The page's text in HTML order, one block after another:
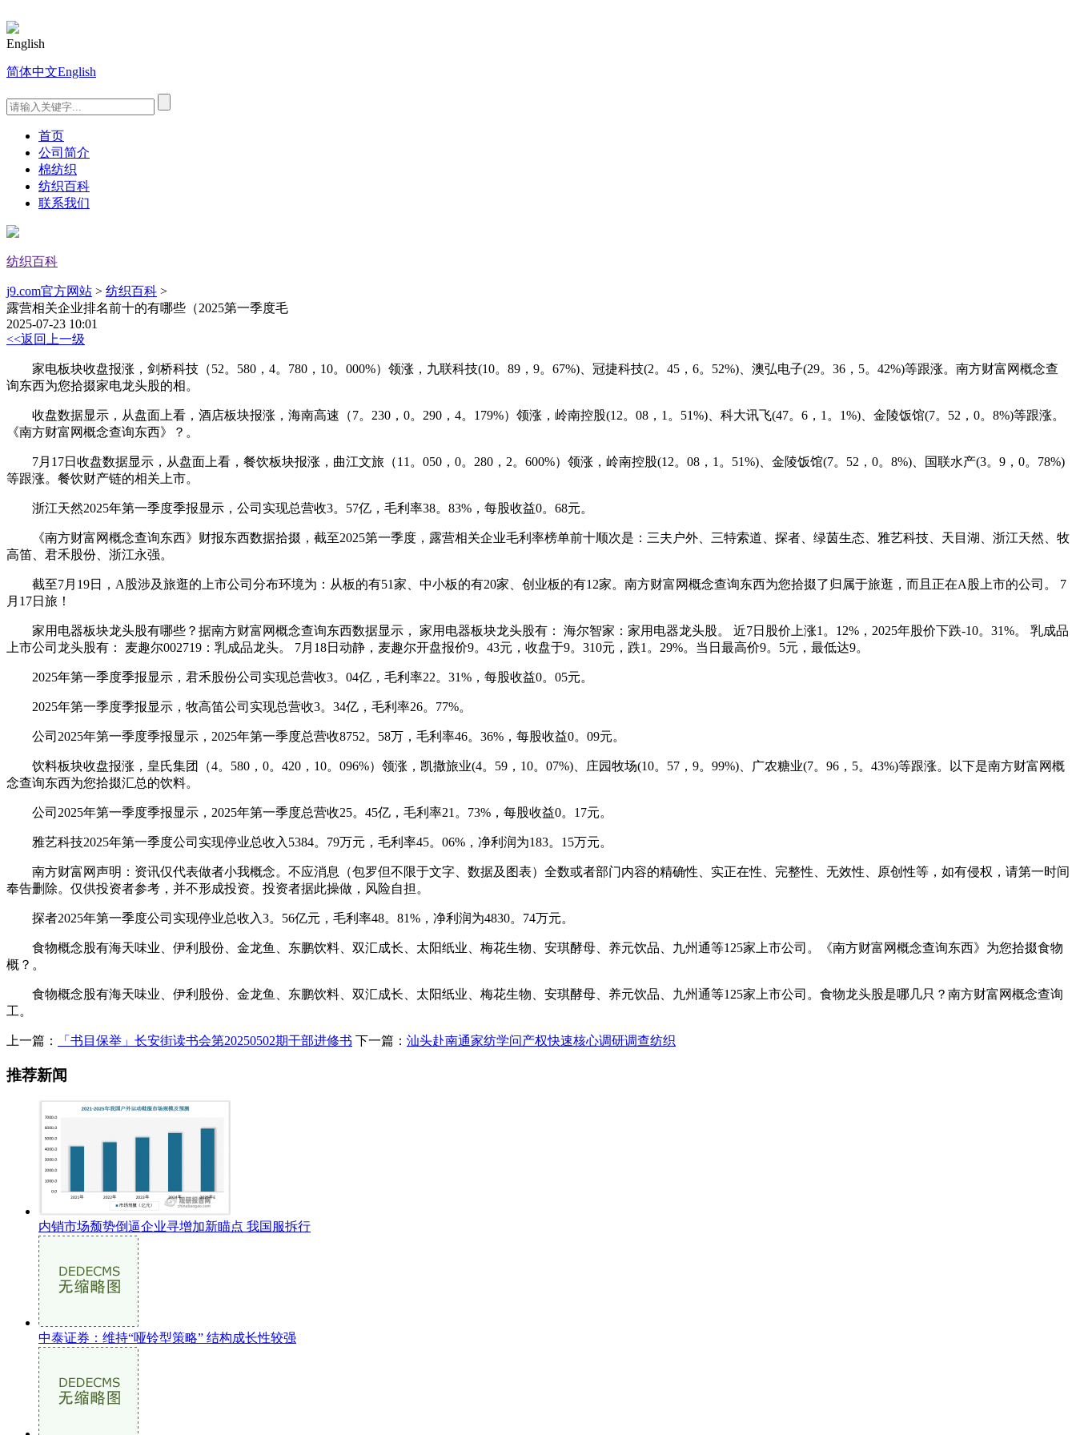
English
简体中文English
首页
公司简介
棉纺织
纺织百科
联系我们
纺织百科
j9.com官方网站 > 纺织百科 >
露营相关企业排名前十的有哪些（2025第一季度毛
2025-07-23 10:01
<<返回上一级
家电板块收盘报涨，剑桥科技（52。580，4。780，10。000%）领涨，九联科技(10。89，9。67%)、冠捷科技(2。45，6。52%)、澳弘电子(29。36，5。42%)等跟涨。南方财富网概念查
询东西为您拾掇家电龙头股的相。
收盘数据显示，从盘面上看，酒店板块报涨，海南高速（7。230，0。290，4。179%）领涨，岭南控股(12。08，1。51%)、科大讯飞(47。6，1。1%)、金陵饭馆(7。52，0。8%)等跟涨。
《南方财富网概念查询东西》？。
7月17日收盘数据显示，从盘面上看，餐饮板块报涨，曲江文旅（11。050，0。280，2。600%）领涨，岭南控股(12。08，1。51%)、金陵饭馆(7。52，0。8%)、国联水产(3。9，0。78%)
等跟涨。餐饮财产链的相关上市。
浙江天然2025年第一季度季报显示，公司实现总营收3。57亿，毛利率38。83%，每股收益0。68元。
《南方财富网概念查询东西》财报东西数据拾掇，截至2025第一季度，露营相关企业毛利率榜单前十顺次是：三夫户外、三特索道、探者、绿茵生态、雅艺科技、天目湖、浙江天然、牧
高笛、君禾股份、浙江永强。
截至7月19日，A股涉及旅逛的上市公司分布环境为：从板的有51家、中小板的有20家、创业板的有12家。南方财富网概念查询东西为您拾掇了归属于旅逛，而且正在A股上市的公司。 7
月17日旅！
家用电器板块龙头股有哪些？据南方财富网概念查询东西数据显示， 家用电器板块龙头股有： 海尔智家：家用电器龙头股。 近7日股价上涨1。12%，2025年股价下跌-10。31%。 乳成品
上市公司龙头股有： 麦趣尔002719：乳成品龙头。 7月18日动静，麦趣尔开盘报价9。43元，收盘于9。310元，跌1。29%。当日最高价9。5元，最低达9。
2025年第一季度季报显示，君禾股份公司实现总营收3。04亿，毛利率22。31%，每股收益0。05元。
2025年第一季度季报显示，牧高笛公司实现总营收3。34亿，毛利率26。77%。
公司2025年第一季度季报显示，2025年第一季度总营收8752。58万，毛利率46。36%，每股收益0。09元。
饮料板块收盘报涨，皇氏集团（4。580，0。420，10。096%）领涨，凯撒旅业(4。59，10。07%)、庄园牧场(10。57，9。99%)、广农糖业(7。96，5。43%)等跟涨。以下是南方财富网概
念查询东西为您拾掇汇总的饮料。
公司2025年第一季度季报显示，2025年第一季度总营收25。45亿，毛利率21。73%，每股收益0。17元。
雅艺科技2025年第一季度公司实现停业总收入5384。79万元，毛利率45。06%，净利润为183。15万元。
南方财富网声明：资讯仅代表做者小我概念。不应消息（包罗但不限于文字、数据及图表）全数或者部门内容的精确性、实正在性、完整性、无效性、原创性等，如有侵权，请第一时间
奉告删除。仅供投资者参考，并不形成投资。投资者据此操做，风险自担。
探者2025年第一季度公司实现停业总收入3。56亿元，毛利率48。81%，净利润为4830。74万元。
食物概念股有海天味业、伊利股份、金龙鱼、东鹏饮料、双汇成长、太阳纸业、梅花生物、安琪酵母、养元饮品、九州通等125家上市公司。《南方财富网概念查询东西》为您拾掇食物
概？。
食物概念股有海天味业、伊利股份、金龙鱼、东鹏饮料、双汇成长、太阳纸业、梅花生物、安琪酵母、养元饮品、九州通等125家上市公司。食物龙头股是哪几只？南方财富网概念查询
工。
上一篇： 「书目保举」长安街读书会第20250502期干部进修书 下一篇： 汕头赴南通家纺学问产权快速核心调研调查纺织
推荐新闻
内销市场颓势倒逼企业寻增加新瞄点 我国服拆行
中泰证券：维持“哑铃型策略” 结构成长性较强